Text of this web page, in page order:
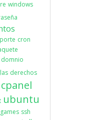
windows
cron
domnio
derechos
cpanel
ubuntu
games ssh